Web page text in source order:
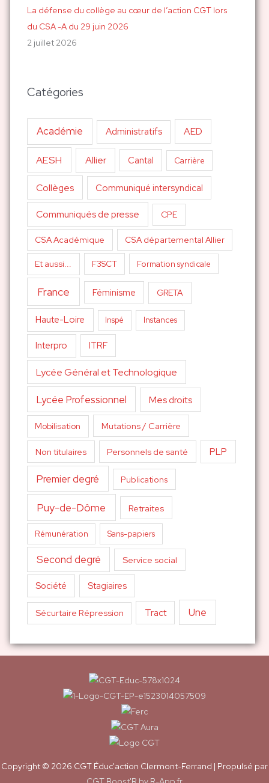
La défense du collège au cœur de l’action CGT lors
du CSA -A du 29 juin 2026
2 juillet 2026
Catégories
Académie Administratifs AED
AESH Allier Cantal Carrière
Collèges Communiqué intersyndical
Communiqués de presse CPE
CSA Académique CSA départemental Allier
Et aussi... F3SCT Formation syndicale
France Féminisme GRETA
Haute-Loire Inspé Instances
Interpro ITRF
Lycée Général et Technologique
Lycée Professionnel Mes droits
Mobilisation Mutations / Carrière
Non titulaires Personnels de santé PLP
Premier degré Publications
Puy-de-Dôme Retraites
Rémunération Sans-papiers
Second degré Service social
Société Stagiaires
Sécurtaire Répression Tract Une
Copyright © 2026 CGT Éduc'action Clermont-Ferrand | Propulsé par